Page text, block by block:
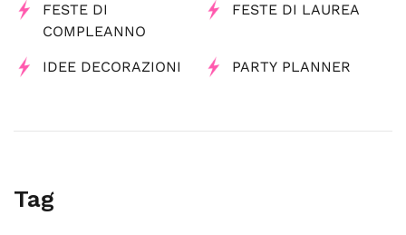
FESTE DI
COMPLEANNO
FESTE DI LAUREA
IDEE DECORAZIONI PARTY PLANNER
Tag